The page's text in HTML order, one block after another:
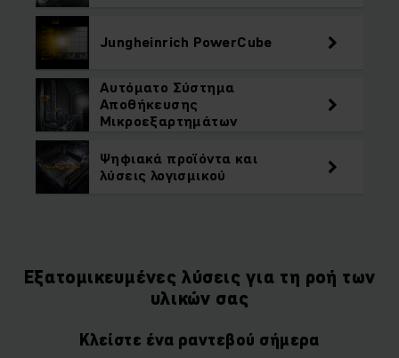
Jungheinrich PowerCube
Αυτόματο Σύστημα
Αποθήκευσης
Μικροεξαρτημάτων
Ψηφιακά προϊόντα και
λύσεις λογισμικού
Εξατομικευμένες λύσεις για τη ροή των
υλικών σας
Κλείστε ένα ραντεβού σήμερα